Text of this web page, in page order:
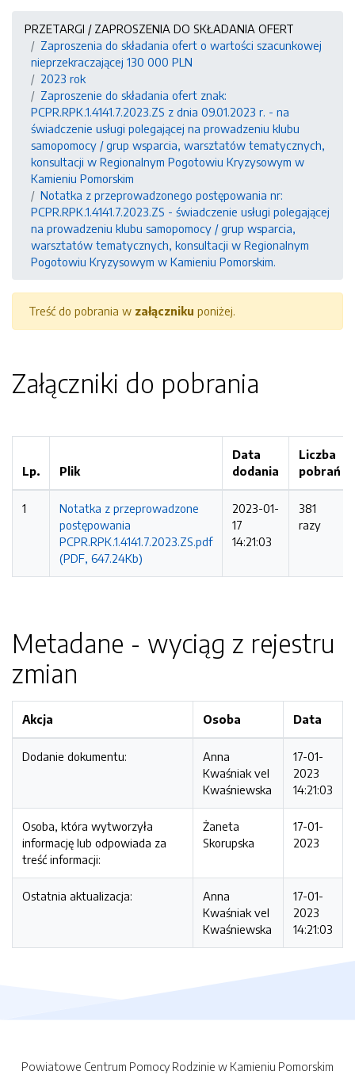
PRZETARGI / ZAPROSZENIA DO SKŁADANIA OFERT
Zaproszenia do składania ofert o wartości szacunkowej
nieprzekraczającej 130 000 PLN
2023 rok
Zaproszenie do składania ofert znak:
PCPR.RPK.1.4141.7.2023.ZS z dnia 09.01.2023 r. - na
świadczenie usługi polegającej na prowadzeniu klubu
samopomocy / grup wsparcia, warsztatów tematycznych,
konsultacji w Regionalnym Pogotowiu Kryzysowym w
Kamieniu Pomorskim
Notatka z przeprowadzonego postępowania nr:
PCPR.RPK.1.4141.7.2023.ZS - świadczenie usługi polegającej
na prowadzeniu klubu samopomocy / grup wsparcia,
warsztatów tematycznych, konsultacji w Regionalnym
Pogotowiu Kryzysowym w Kamieniu Pomorskim.
Treść do pobrania w załączniku poniżej.
Załączniki do pobrania
Lp. Plik
Data
dodania
Liczba
pobrań
1
Notatka z przeprowadzone
postępowania
PCPR.RPK.1.4141.7.2023.ZS.pdf
(PDF, 647.24Kb)
2023-01-
17
14:21:03
381
razy
Metadane - wyciąg z rejestru
zmian
Akcja Osoba Data
Dodanie dokumentu:
Anna
Kwaśniak vel
Kwaśniewska
17-01-
2023
14:21:03
Osoba, która wytworzyła
informację lub odpowiada za
treść informacji:
Żaneta
Skorupska
17-01-
2023
Ostatnia aktualizacja:
Anna
Kwaśniak vel
Kwaśniewska
17-01-
2023
14:21:03
Powiatowe Centrum Pomocy Rodzinie w Kamieniu Pomorskim